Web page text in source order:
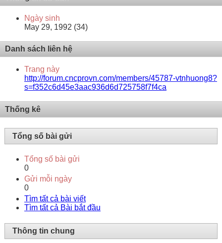
Ngày sinh
May 29, 1992 (34)
Danh sách liên hệ
Trang này
http://forum.cncprovn.com/members/45787-vtnhuong8?
s=f352c6d45e3aac936d6d725758f7f4ca
Thống kê
Tổng số bài gửi
Tổng số bài gửi
0
Gửi mỗi ngày
0
Tìm tất cả bài viết
Tìm tất cả Bài bắt đầu
Thông tin chung